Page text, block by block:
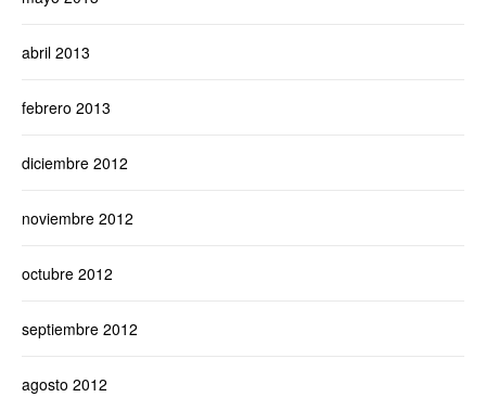
abril 2013
febrero 2013
diciembre 2012
noviembre 2012
octubre 2012
septiembre 2012
agosto 2012